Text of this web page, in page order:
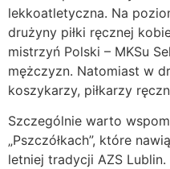
lekkoatletyczna. Na
drużyny piłki ręcznej
mistrzyń Polski – MKSu
mężczyzn. Natomiast w
koszykarzy, piłkarzy
Szczególnie warto
„Pszczółkach”, które
letniej tradycji AZS Lublin.